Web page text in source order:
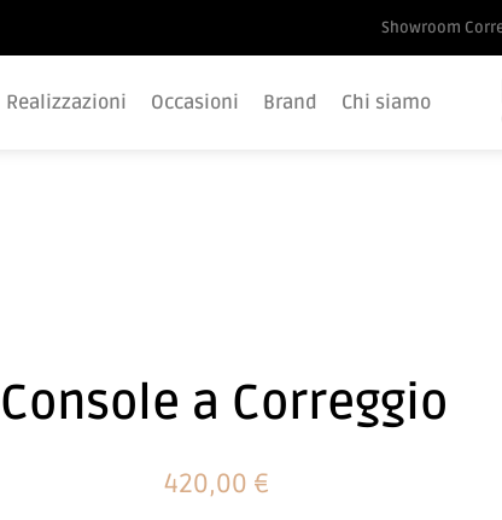
Showroom
Realizzazioni Occasioni Brand Chi siamo
Console a Correggio
420,00 €